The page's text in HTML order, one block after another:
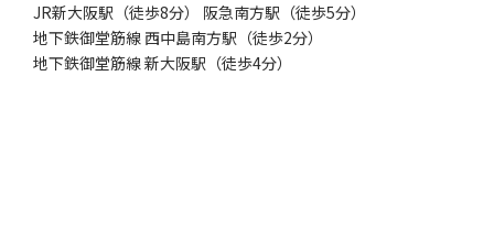
JR新大阪駅（徒歩8分） 阪急南方駅（徒歩5分）
地下鉄御堂筋線 西中島南方駅（徒歩2分）
地下鉄御堂筋線 新大阪駅（徒歩4分）